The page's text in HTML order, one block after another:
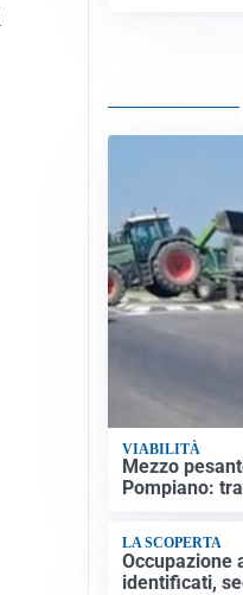
VIABILITÀ
Mezzo
Pompiano:
LA SCOPERTA
Occupazione
identificati,